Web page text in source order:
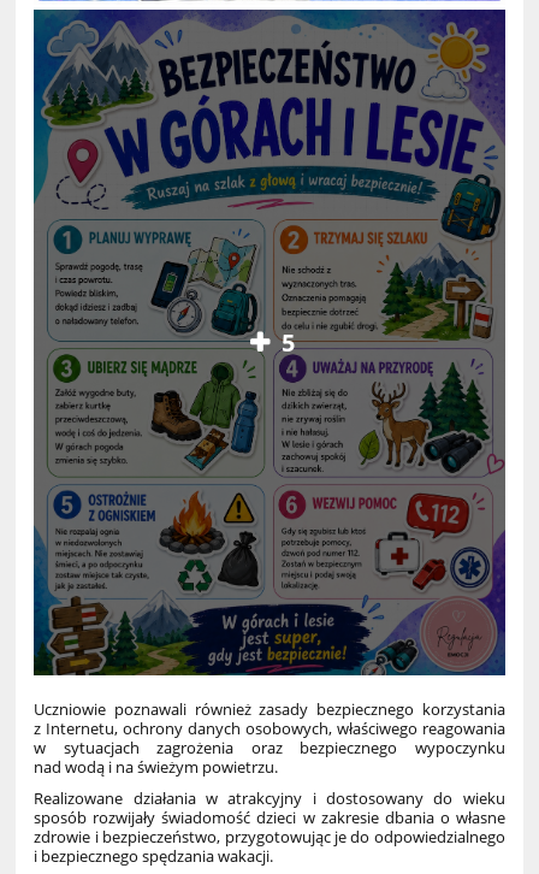
5
Uczniowie poznawali również zasady bezpiecznego korzystania
z Internetu, ochrony danych osobowych, właściwego reagowania
w sytuacjach zagrożenia oraz bezpiecznego wypoczynku
nad wodą i na świeżym powietrzu.
Realizowane działania w atrakcyjny i dostosowany do wieku
sposób rozwijały świadomość dzieci w zakresie dbania o własne
zdrowie i bezpieczeństwo, przygotowując je do odpowiedzialnego
i bezpiecznego spędzania wakacji.